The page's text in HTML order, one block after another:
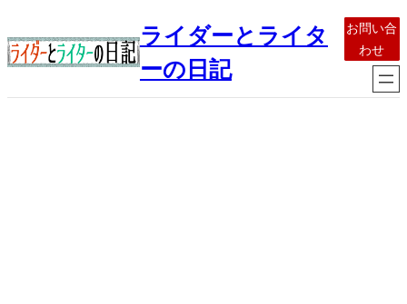
容
を
ライダーとライタ
ーの日記
お問い合
わせ